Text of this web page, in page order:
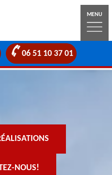
MENU
06 51 10 37 01
NOUS!